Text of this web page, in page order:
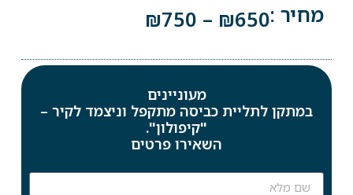
מחיר : ₪650
–
₪750
מעוניינים
במתקן לתליית כביסה מתקפל וניצמד לקיר –
"קיפולון".
השאירו פרטים